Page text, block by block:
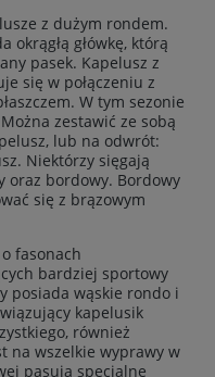
z dużym rondem.
okrągłą główkę, którą
pasek. Kapelusz z
się w połączeniu z
W tym sezonie
zestawić ze sobą
lub na odwrót:
Niektórzy sięgają
oraz bordowy. Bordowy
się z brązowym
fasonach
bardziej sportowy
posiada wąskie rondo i
kapelusik
również
na wszelkie wyprawy w
pasują specjalne